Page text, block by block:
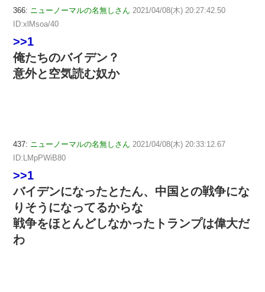
366: ニューノーマルの名無しさん 2021/04/08(木) 20:27:42.50
ID:xlMsoa/40
>>1
俺たちのバイデン？
意外と空気読む奴か
437: ニューノーマルの名無しさん 2021/04/08(木) 20:33:12.67
ID:LMpPWiB80
>>1
バイデンになったとたん、中国との戦争にな
りそうになってるからな
戦争をほとんどしなかったトランプは偉大だ
わ